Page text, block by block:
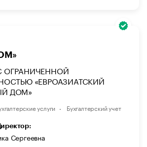
ОГРАНИЧЕННОЙ
«ЕВРОАЗИАТСКИЙ
ДОМ»
услуги Бухгалтерский учет
Сергеевна